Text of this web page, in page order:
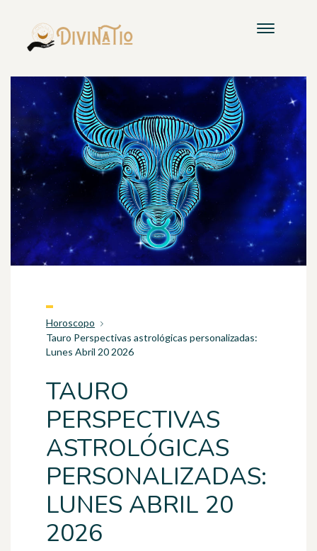
Horoscopo
Tauro Perspectivas astrológicas personalizadas:
Lunes Abril 20 2026
TAURO
PERSPECTIVAS
ASTROLÓGICAS
PERSONALIZADAS:
LUNES ABRIL 20
2026